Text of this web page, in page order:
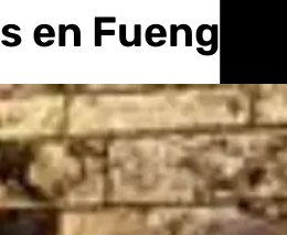
en Fuengirola